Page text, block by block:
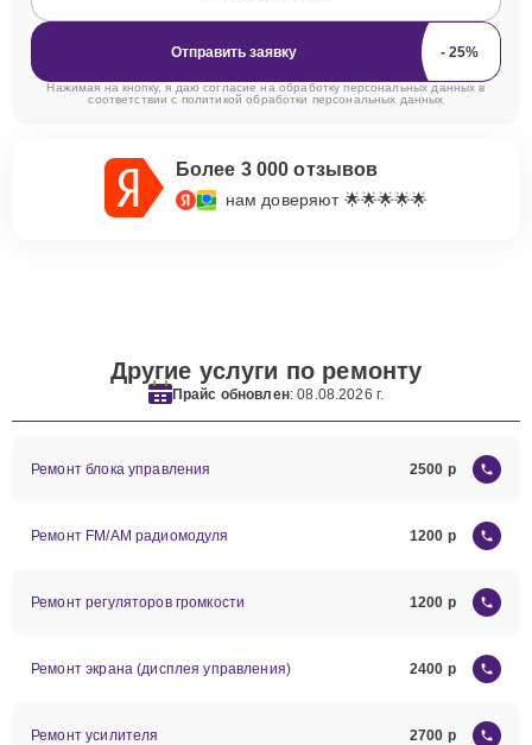
Отправить заявку
Нажимая на кнопку, я даю согласие на обработку персональных данных в
соответствии с политикой обработки персональных данных
Более 3 000 отзывов
нам доверяют 🌟🌟🌟🌟🌟
Другие услуги по ремонту
Прайс обновлен: 08.08.2026 г.
Ремонт блока управления 2500
Ремонт FM/AM радиомодуля 1200
Ремонт регуляторов громкости 1200
Ремонт экрана (дисплея управления) 2400
Ремонт усилителя 2700